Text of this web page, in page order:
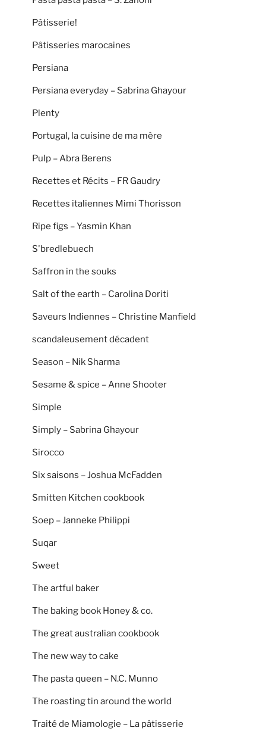
Pâtisserie!
Pâtisseries marocaines
Persiana
Persiana everyday – Sabrina Ghayour
Plenty
Portugal, la cuisine de ma mère
Pulp – Abra Berens
Recettes et Récits – FR Gaudry
Recettes italiennes Mimi Thorisson
Ripe figs – Yasmin Khan
S'bredlebuech
Saffron in the souks
Salt of the earth – Carolina Doriti
Saveurs Indiennes – Christine Manfield
scandaleusement décadent
Season – Nik Sharma
Sesame & spice – Anne Shooter
Simple
Simply – Sabrina Ghayour
Sirocco
Six saisons – Joshua McFadden
Smitten Kitchen cookbook
Soep – Janneke Philippi
Suqar
Sweet
The artful baker
The baking book Honey & co.
The great australian cookbook
The new way to cake
The pasta queen – N.C. Munno
The roasting tin around the world
Traité de Miamologie – La pâtisserie